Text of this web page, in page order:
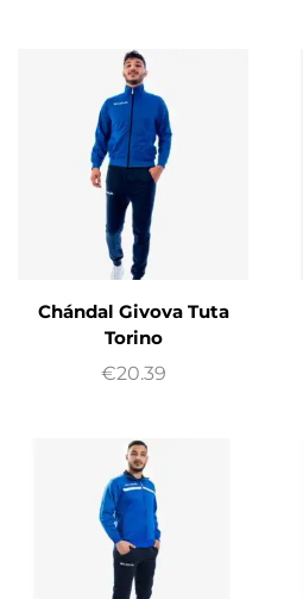
Chándal Givova Tuta
Torino
€20.39